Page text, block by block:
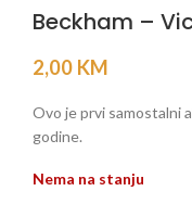
Beckham –
2,00 KM
Ovo je prvi samostalni
godine.
Nema na stanju